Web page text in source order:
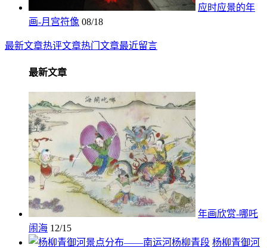
应时应景的年
画-月宫符像 08/18
最新文章热评文章热门文章最近留言
最新文章
年画欣赏-哪吒
闹海 12/15
杨柳青御河